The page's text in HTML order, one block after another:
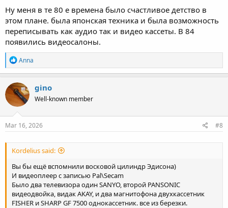
Ну меня в те 80 е времена было счастливое детство в
этом плане. была японская техника и была возможность
переписывать как аудио так и видео кассеты. В 84
появились видеосалоны.
R
e
a
c
t
i
o
n
s
Anna
gino
Well-known member
Mar 16, 2026 #8
Kordelius said:
Вы бы ещё вспомнили восковой цилиндр Эдисона)
И видеоплеер с записью Pal\Secam
Было два телевизора один SANYO, второй PANSONIC
видеодвойка, видак AKAY, и два магнитофона двухкассетник
FISHER и SHARP GF 7500 однокассетник. все из березки.